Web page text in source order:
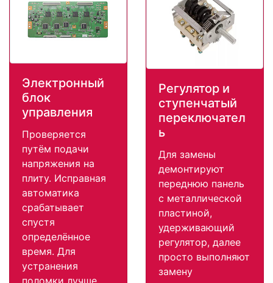
Электронный
блок
управления
Проверяется
путём подачи
напряжения на
плиту. Исправная
автоматика
срабатывает
спустя
определённое
время. Для
устранения
поломки лучше
Регулятор и
ступенчатый
переключател
ь
Для замены
демонтируют
переднюю панель
с металлической
пластиной,
удерживающий
регулятор, далее
просто выполняют
замену